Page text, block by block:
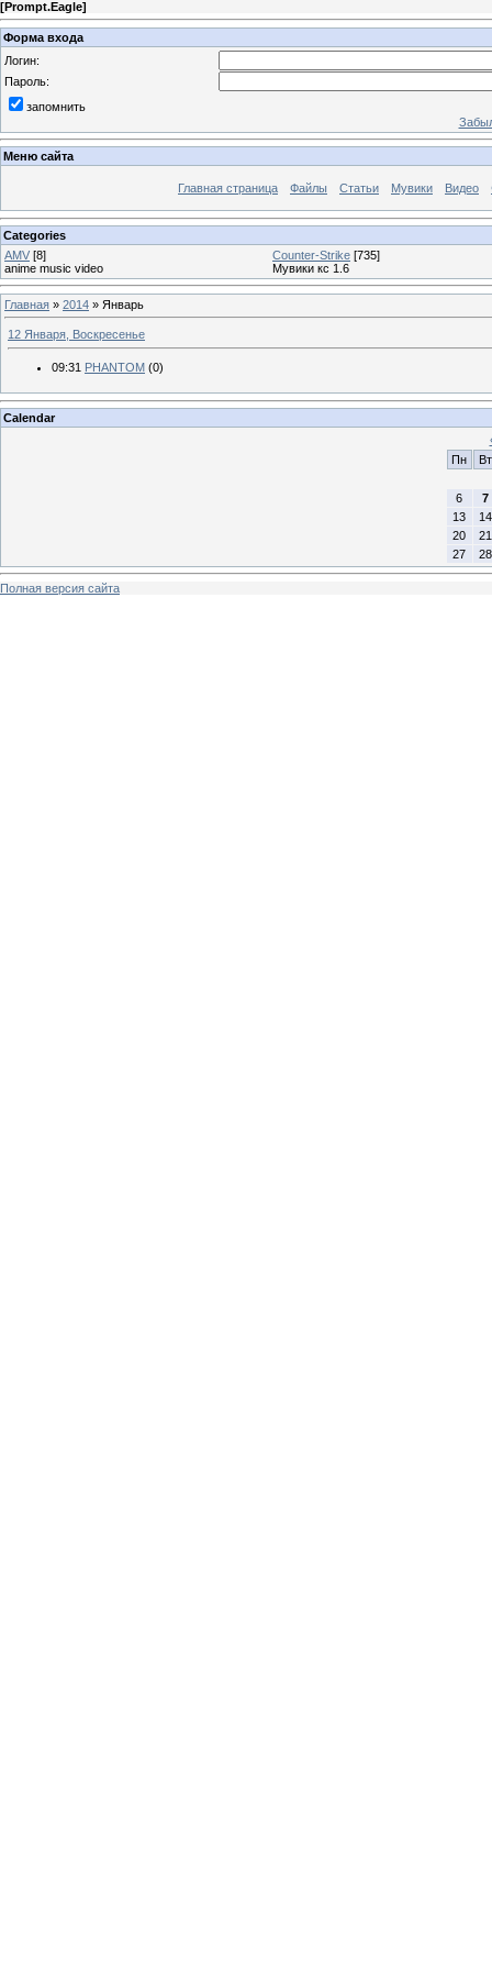
[Prompt.Eagle]
Форма входа
Логин:
Пароль:
запомнить
Меню сайта
Главная страница Файлы Статьи Мувики Видео
Categories
AMV [8]
anime music video
Counter-Strike [735]
Мувики кс 1.6
Главная » 2014 » Январь
12 Января, Воскресенье
09:31 PHANTOM (0)
Calendar
Пн
Вт
6
7
13
14
20
21
27
28
Полная версия сайта